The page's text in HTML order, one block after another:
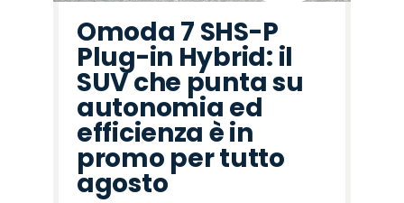
Omoda 7 SHS-P
Plug-in Hybrid: il
SUV che punta su
autonomia ed
efficienza è in
promo per tutto
agosto